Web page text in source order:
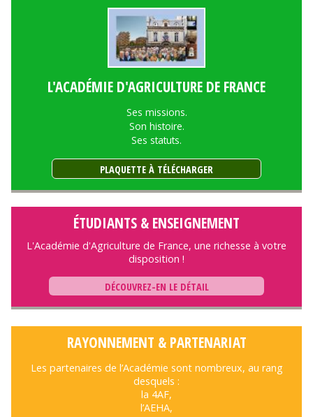
L'ACADÉMIE D'AGRICULTURE DE FRANCE
Ses missions.
Son histoire.
Ses statuts.
PLAQUETTE À TÉLÉCHARGER
ÉTUDIANTS & ENSEIGNEMENT
L'Académie d'Agriculture de France, une richesse à votre
disposition !
DÉCOUVREZ-EN LE DÉTAIL
RAYONNEMENT & PARTENARIAT
Les partenaires de l’Académie sont nombreux, au rang
desquels :
la 4AF,
l’AEHA,